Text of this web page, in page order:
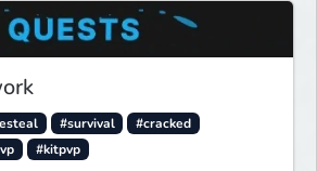
#survival
#cracked
#kitpvp